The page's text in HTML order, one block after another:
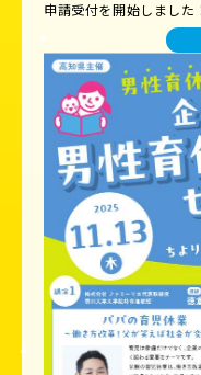
申請受付を開始しまし